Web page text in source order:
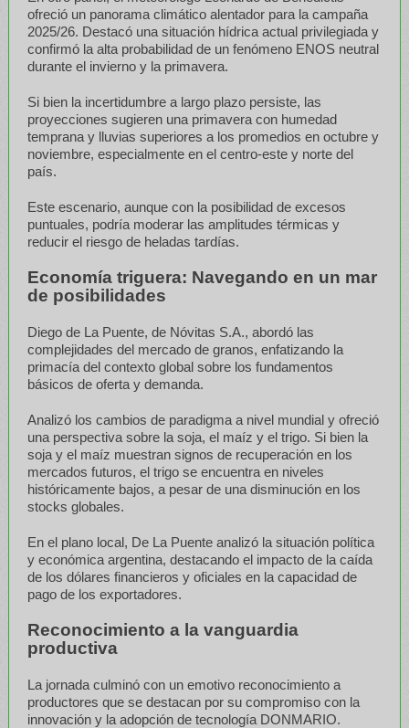
ofreció un panorama climático alentador para la campaña
2025/26. Destacó una situación hídrica actual privilegiada y
confirmó la alta probabilidad de un fenómeno ENOS neutral
durante el invierno y la primavera.
Si bien la incertidumbre a largo plazo persiste, las
proyecciones sugieren una primavera con humedad
temprana y lluvias superiores a los promedios en octubre y
noviembre, especialmente en el centro-este y norte del
país.
Este escenario, aunque con la posibilidad de excesos
puntuales, podría moderar las amplitudes térmicas y
reducir el riesgo de heladas tardías.
Economía triguera: Navegando en un mar
de posibilidades
Diego de La Puente, de Nóvitas S.A., abordó las
complejidades del mercado de granos, enfatizando la
primacía del contexto global sobre los fundamentos
básicos de oferta y demanda.
Analizó los cambios de paradigma a nivel mundial y ofreció
una perspectiva sobre la soja, el maíz y el trigo. Si bien la
soja y el maíz muestran signos de recuperación en los
mercados futuros, el trigo se encuentra en niveles
históricamente bajos, a pesar de una disminución en los
stocks globales.
En el plano local, De La Puente analizó la situación política
y económica argentina, destacando el impacto de la caída
de los dólares financieros y oficiales en la capacidad de
pago de los exportadores.
Reconocimiento a la vanguardia
productiva
La jornada culminó con un emotivo reconocimiento a
productores que se destacan por su compromiso con la
innovación y la adopción de tecnología DONMARIO.